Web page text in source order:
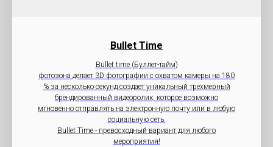
Bullet Time
Bullet time (Буллет-тайм)
фотозона делает 3D фотографии с охватом камеры на 180
% за несколько секунд создает уникальный трехмерный
брендированный видеоролик, которое возможно
мгновенно отправлять на электронную почту или в любую
социальную сеть.
Bullet Time - превосходный вариант для любого
мероприятия!